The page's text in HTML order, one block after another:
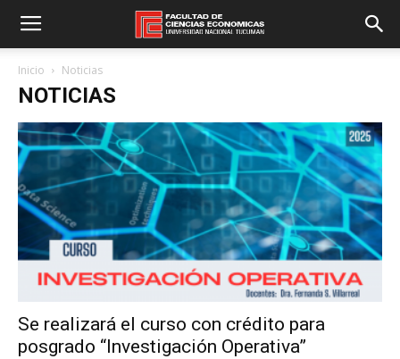
Inicio Noticias
NOTICIAS
Se realizará el curso con crédito para
posgrado “Investigación Operativa”